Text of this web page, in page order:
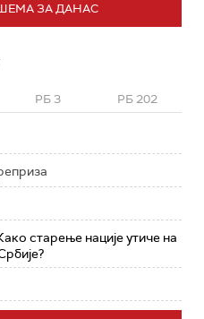
ЗА ДАНАС
РБ 3 РБ 202
старење нације утиче на